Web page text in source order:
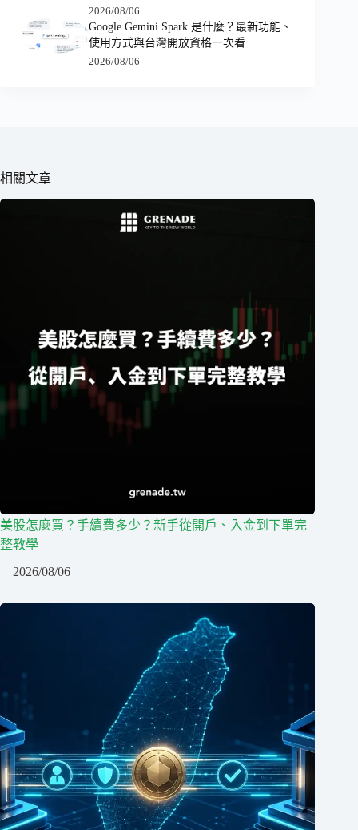
2026/08/06
Google Gemini Spark 是什麼？最新功能、
使用方式與台灣開放資格一次看
2026/08/06
相關文章
美股怎麼買？手續費多少？新手從開戶、入金到下單完
整教學
2026/08/06